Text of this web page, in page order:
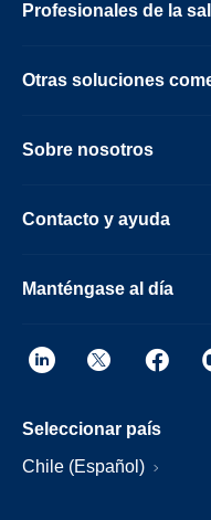
Profesionales de la
Otras soluciones
Sobre nosotros
Contacto y ayuda
Manténgase al día
Seleccionar país
Chile (Español)